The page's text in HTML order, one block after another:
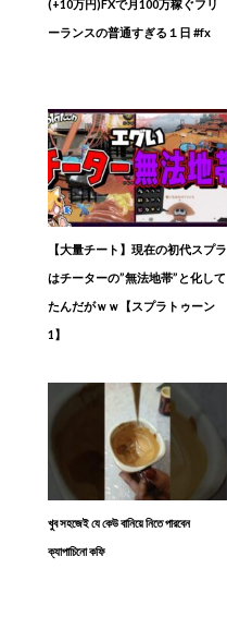
(+10万円)FXで月100万稼ぐフリ
ーランスの普通すぎる１日 #fx
【大量チート】現在の初代スプラ
はチーターの”無法地帯”と化して
たんだがｗｗ【スプラトゥーン
1】
খুব সহজেই যে কেউ বানিয়ে নিতে পারবেন
ক্যাপাচিনো কফি